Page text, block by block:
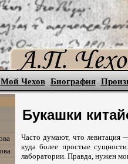
Мой Чехов Биография
Букашки
Часто думают, что левитация
куда более простые
лаборатории. Правда, нужен